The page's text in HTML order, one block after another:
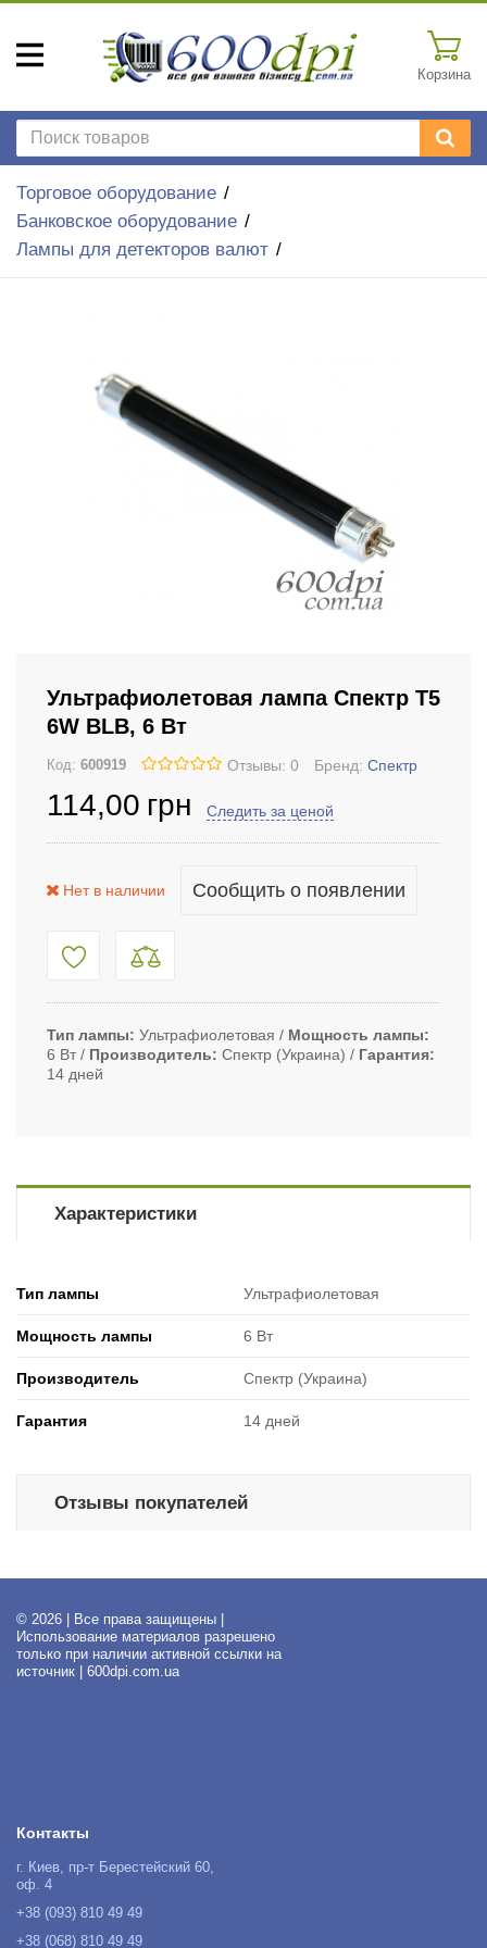
Корзина
Торговое оборудование
Банковское оборудование
Лампы для детекторов валют
Ультрафиолетовая лампа Спектр T5
6W BLB, 6 Вт
Код: 600919 Отзывы: 0 Бренд: Спектр
114,00 грн Следить за ценой
Нет в наличии Сообщить о появлении
Тип лампы Ультрафиолетовая
Мощность лампы
6 Вт
Производитель Спектр (Украина)
Гарантия
14 дней
Характеристики
Тип лампы Ультрафиолетовая
Мощность лампы 6 Вт
Производитель Спектр (Украина)
Гарантия 14 дней
Отзывы покупателей
© 2026 | Все права защищены |
Использование материалов разрешено
только при наличии активной ссылки на
источник | 600dpi.com.ua
Контакты
г. Киев, пр-т Берестейский 60,
оф. 4
+38 (093) 810 49 49
+38 (068) 810 49 49